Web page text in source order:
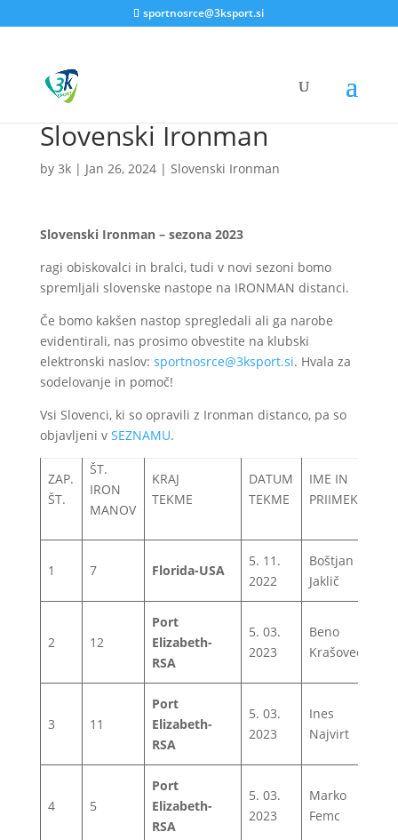
sportnosrce@3ksport.si
Slovenski Ironman
by 3k| Jan 26, 2024| Slovenski Ironman
Slovenski Ironman – sezona 2023
ragi obiskovalci in bralci, tudi v novi sezoni bomo
spremljali slovenske nastope na IRONMAN distanci.
Če bomo kakšen nastop spregledali ali ga narobe
evidentirali, nas prosimo obvestite na klubski
elektronski naslov: sportnosrce@3ksport.si. Hvala za
sodelovanje in pomoč!
Vsi Slovenci, ki so opravili z Ironman distanco, pa so
objavljeni v SEZNAMU.
ZAP.
ŠT.
ŠT.
IRON
MANOV
KRAJ
TEKME
DATUM
TEKME
IME IN
PRIIMEK
1 7 Florida-USA
5. 11.
2022
Boštjan
Jaklič
2 12
Port
Elizabeth-
RSA
5. 03.
2023
Beno
Krašovec
3 11
Port
Elizabeth-
RSA
5. 03.
2023
Ines
Najvirt
4 5
Port
Elizabeth-
RSA
5. 03.
2023
Marko
Femc